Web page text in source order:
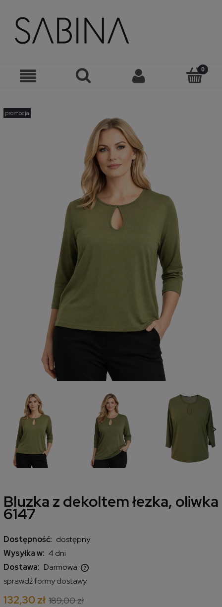
promocja
Bluzka z dekoltem łezka, oliwka
6147
Dostępność: dostępny
Wysyłka w: 4 dni
Dostawa: Darmowa
Cena nie zawiera ewentualnych kosztów płatności
sprawdź formy dostawy
132,30 zł 189,00 zł